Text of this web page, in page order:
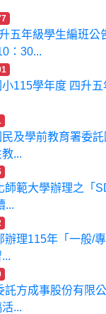
五年級學生編班公
：30...
115學年度 四升五
及學前教育署委
...
師範大學辦理之「
...
辦理115年「一般/
託方成事股份有限
...